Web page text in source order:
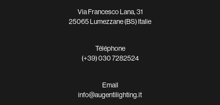
Via Francesco Lana, 31
25065 Lumezzane (BS) Italie
Téléphone
(+39) 030 7282524
Email
info@augentilighting.it